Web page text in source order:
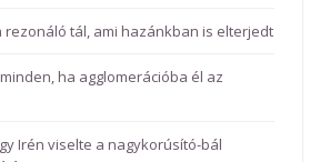
rezonáló tál, ami hazánkban is elterjedt
ha agglomerációba él az
Irén viselte a nagykorúsító-bál